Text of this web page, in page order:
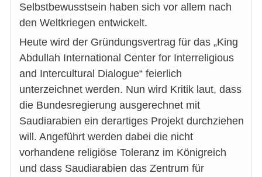
Selbstbewusstsein haben sich vor allem nach
den Weltkriegen entwickelt.
Heute wird der Gründungsvertrag für das „King
Abdullah International Center for Interreligious
and Intercultural Dialogue“ feierlich
unterzeichnet werden. Nun wird Kritik laut, dass
die Bundesregierung ausgerechnet mit
Saudiarabien ein derartiges Projekt durchziehen
will. Angeführt werden dabei die nicht
vorhandene religiöse Toleranz im Königreich
und dass Saudiarabien das Zentrum für